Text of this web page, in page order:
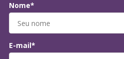
Nome*
E-mail*